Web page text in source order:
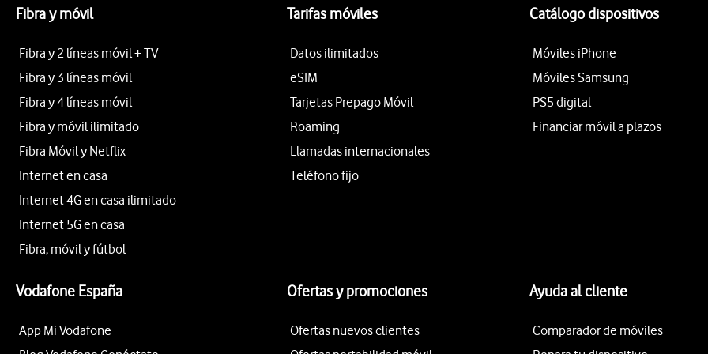
Fibra y móvil
Fibra y 2 líneas móvil + TV
Fibra y 3 líneas móvil
Fibra y 4 líneas móvil
Fibra y móvil ilimitado
Fibra Móvil y Netflix
Internet en casa
Internet 4G en casa ilimitado
Internet 5G en casa
Fibra, móvil y fútbol
Tarifas móviles
Datos ilimitados
eSIM
Tarjetas Prepago Móvil
Roaming
Llamadas internacionales
Teléfono fijo
Catálogo dispositivos
Móviles iPhone
Móviles Samsung
PS5 digital
Financiar móvil a plazos
Vodafone España
App Mi Vodafone
Ofertas y promociones
Ofertas nuevos clientes
Ayuda al cliente
Comparador de móviles